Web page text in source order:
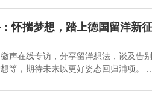
怀揣梦想，踏上德国留洋新
声在线专访，分享留洋想法，谈及告
等，期待未来以更好姿态回归浦项。 ...